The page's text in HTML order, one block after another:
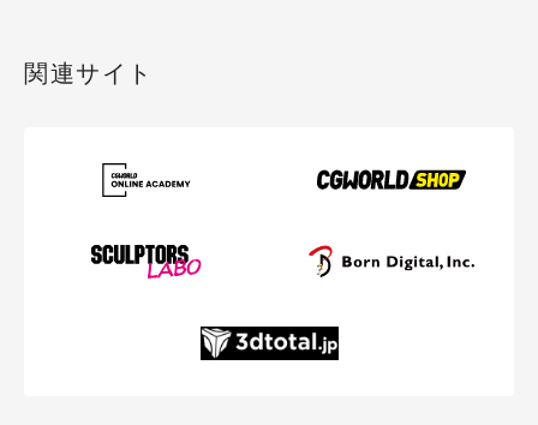
関連サイト